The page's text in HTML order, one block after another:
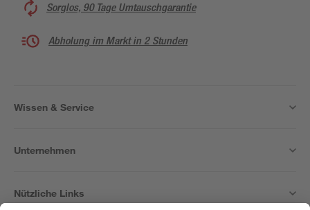
Sorglos, 90 Tage Umtauschgarantie
Abholung im Markt in 2 Stunden
Wissen & Service
Unternehmen
Nützliche Links